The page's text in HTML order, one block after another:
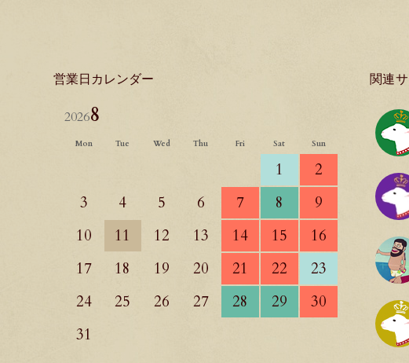
営業日カレンダー
20268
Mon Tue Wed Thu Fri Sat Sun
1
2
3
4 5 6 7 8
9
10
11 12 13 14 15
16
17
18 19 20 21 22
23
24
25 26 27 28 29
30
31
関連